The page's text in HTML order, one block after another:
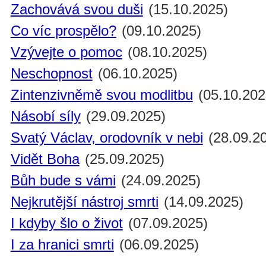
Zachovává svou duši (15.10.2025)
Co víc prospělo? (09.10.2025)
Vzývejte o pomoc (08.10.2025)
Neschopnost (06.10.2025)
Zintenzivněmě svou modlitbu
Násobí síly (29.09.2025)
Svatý Václav, orodovník v nebi
Vidět Boha (25.09.2025)
Bůh bude s vámi (24.09.2025)
Nejkrutější nástroj smrti (14.09.2025)
I kdyby šlo o život (07.09.2025)
I za hranici smrti (06.09.2025)